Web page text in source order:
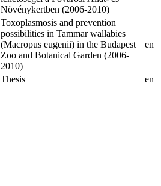
Növénykertben (2006-2010)
Toxoplasmosis and prevention
possibilities in Tammar wallabies
(Macropus eugenii) in the Budapest
Zoo and Botanical Garden (2006-
2010)
en
Thesis en